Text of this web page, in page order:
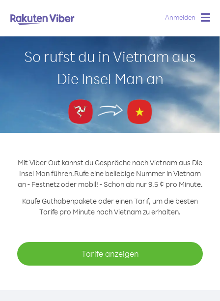
Anmelden
So rufst du in Vietnam aus
Die Insel Man an
Mit Viber Out kannst du Gespräche nach Vietnam aus Die
Insel Man führen.Rufe eine beliebige Nummer in Vietnam
an - Festnetz oder mobil! - Schon ab nur 9.5 ¢ pro Minute.
Kaufe Guthabenpakete oder einen Tarif, um die besten
Tarife pro Minute nach Vietnam zu erhalten.
Tarife anzeigen